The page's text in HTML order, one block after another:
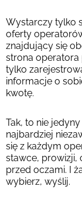
Wystarczy tylko
oferty
znajdujący się
strona operatora
tylko
informacje o
kwotę.
Tak, to nie
najbardziej
się z każdym
stawce, prowizji,
przed oczami. I
wybierz, wyślij.